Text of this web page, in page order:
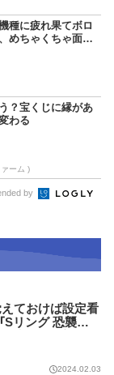
種に疲れ果てボロ
めちゃくちゃ面白
？宝くじに縁があ
わる
ーム )
by
ておけば設定看
リング 恐襲ノ
2024.02.03